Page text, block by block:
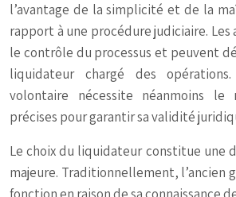
l’avantage de la simplicité et de la
rapport à une procédure judiciaire. Les
le contrôle du processus et peuvent
liquidateur chargé des
volontaire nécessite néanmoins le
précises pour garantir sa validité
Le choix du liquidateur constitue une
majeure. Traditionnellement, l’ancien